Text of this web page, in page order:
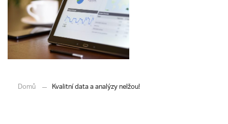
Domů Kvalitní data a analýzy nelžou!